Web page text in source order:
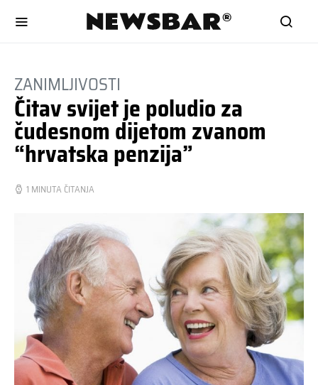
ZANIMLJIVOSTI
Čitav svijet je poludio za
čudesnom dijetom zvanom
“hrvatska penzija”
1 MINUTA ČITANJA